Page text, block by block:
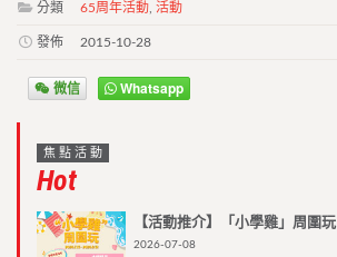
分類 65周年活動 活動
發佈 2015-10-28
微信 Whatsapp
焦點活動
Hot
【活動推介】「小學雞」周圍玩
2026-07-08